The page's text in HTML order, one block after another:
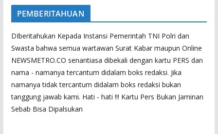
PEMBERITAHUAN
DIberitahukan Kepada Instansi Pemerintah TNI Polri dan
Swasta bahwa semua wartawan Surat Kabar maupun Online
NEWSMETRO.CO senantiasa dibekali dengan kartu PERS dan
nama - namanya tercantum didalam boks redaksi. Jika
namanya tidak tercantum didalam boks redaksi bukan
tanggung jawab kami. Hati - hati !!! Kartu Pers Bukan Jaminan
Sebab Bisa Dipalsukan